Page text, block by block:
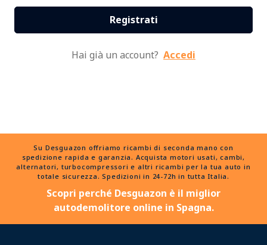
Registrati
Hai già un account? Accedi
Su Desguazon offriamo ricambi di seconda mano con
spedizione rapida e garanzia. Acquista motori usati, cambi,
alternatori, turbocompressori e altri ricambi per la tua auto in
totale sicurezza. Spedizioni in 24-72h in tutta Italia.
Scopri perché Desguazon è il miglior
autodemolitore online in Spagna.